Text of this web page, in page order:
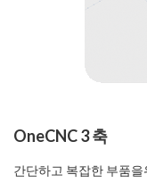
OneCNC 3 축
간단하고 복잡한 부품